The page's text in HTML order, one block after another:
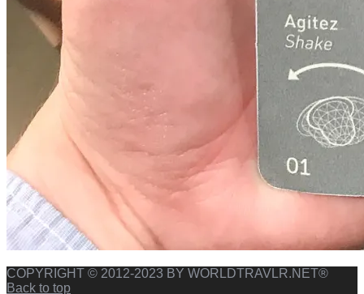
COPYRIGHT © 2012-2023 BY WORLDTRAVLR.NET®
Back to top